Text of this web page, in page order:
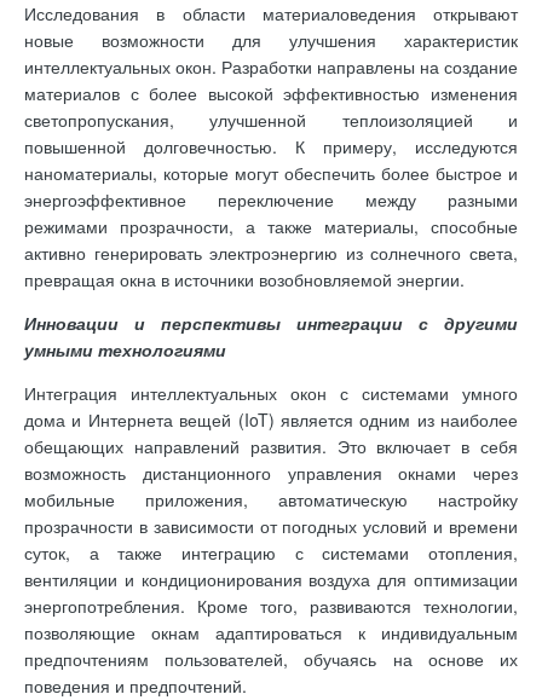
Исследования в области материаловедения открывают
новые возможности для улучшения характеристик
интеллектуальных окон. Разработки направлены на создание
материалов с более высокой эффективностью изменения
светопропускания, улучшенной теплоизоляцией и
повышенной долговечностью. К примеру, исследуются
наноматериалы, которые могут обеспечить более быстрое и
энергоэффективное переключение между разными
режимами прозрачности, а также материалы, способные
активно генерировать электроэнергию из солнечного света,
превращая окна в источники возобновляемой энергии.
Инновации и перспективы интеграции с другими
умными технологиями
Интеграция интеллектуальных окон с системами умного
дома и Интернета вещей (IoT) является одним из наиболее
обещающих направлений развития. Это включает в себя
возможность дистанционного управления окнами через
мобильные приложения, автоматическую настройку
прозрачности в зависимости от погодных условий и времени
суток, а также интеграцию с системами отопления,
вентиляции и кондиционирования воздуха для оптимизации
энергопотребления. Кроме того, развиваются технологии,
позволяющие окнам адаптироваться к индивидуальным
предпочтениям пользователей, обучаясь на основе их
поведения и предпочтений.